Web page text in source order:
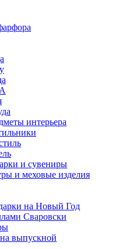
интерьера
и сувениры
и меховые изделия
на Новый Год
Сваровски
выпускной